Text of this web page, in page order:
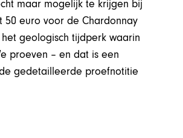
maar mogelijk te krijgen bij
50 euro voor de Chardonnay
geologisch tijdperk waarin
proeven – en dat is een
gedetailleerde proefnotitie